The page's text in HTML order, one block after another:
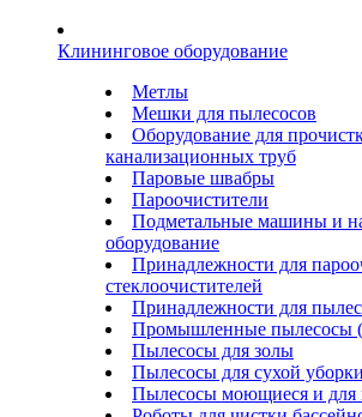
Клининговое оборудование
Метлы
Мешки для пылесосов
Оборудование для
канализационных труб
Паровые швабры
Пароочистители
Подметальные машины и
оборудование
Принадлежности для
стеклоочистителей
Принадлежности для
Промышленные пылесосы (
Пылесосы для золы
Пылесосы для сухой уборки
Пылесосы моющиеся и для